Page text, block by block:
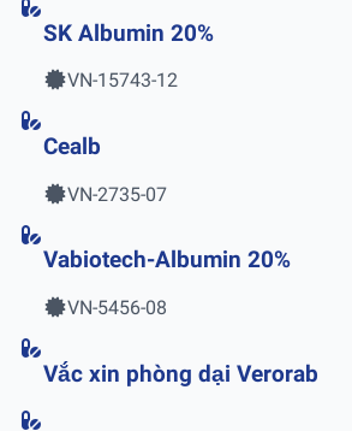
SK Albumin 20%
VN-15743-12
Cealb
VN-2735-07
Vabiotech-Albumin 20%
VN-5456-08
Vắc xin phòng dại Verorab